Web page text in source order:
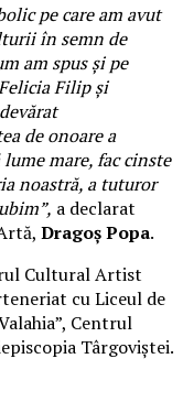
pe care am avut
în semn de
am spus și pe
Filip și
de onoare a
mare, fac cinste
noastră, a tuturor
a declarat
Dragoș Popa.
Cultural Artist
cu Liceul de
Centrul
Târgoviștei.